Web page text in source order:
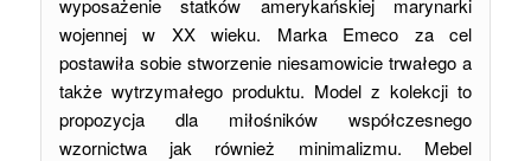
wyposażenie statków amerykańskiej marynarki
wojennej w XX wieku. Marka Emeco za cel
postawiła sobie stworzenie niesamowicie trwałego a
także wytrzymałego produktu. Model z kolekcji to
propozycja dla miłośników współczesnego
wzornictwa jak również minimalizmu. Mebel